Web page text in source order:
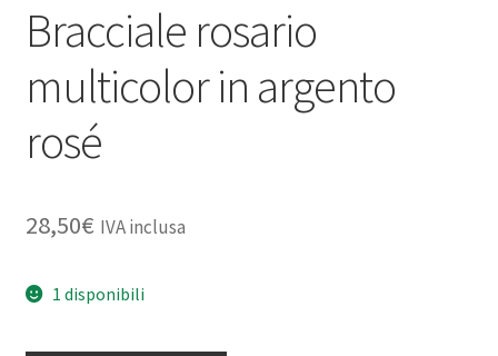
Bracciale rosario
multicolor in argento
rosé
28,50€ IVA inclusa
1 disponibili